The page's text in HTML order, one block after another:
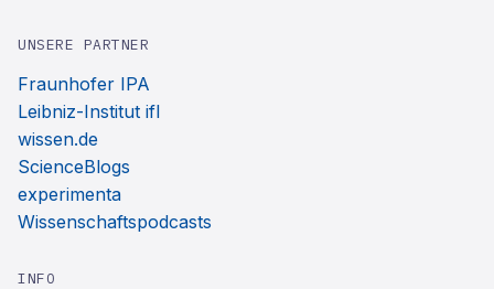
UNSERE PARTNER
Fraunhofer IPA
Leibniz-Institut ifl
wissen.de
ScienceBlogs
experimenta
Wissenschaftspodcasts
INFO